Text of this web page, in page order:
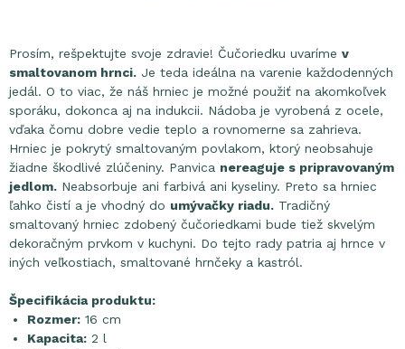
Prosím, rešpektujte svoje zdravie! Čučoriedku uvaríme v
smaltovanom hrnci. Je teda ideálna na varenie každodenných
jedál. O to viac, že ​​náš hrniec je možné použiť na akomkoľvek
sporáku, dokonca aj na indukcii. Nádoba je vyrobená z ocele,
vďaka čomu dobre vedie teplo a rovnomerne sa zahrieva.
Hrniec je pokrytý smaltovaným povlakom, ktorý neobsahuje
žiadne škodlivé zlúčeniny. Panvica nereaguje s pripravovaným
jedlom. Neabsorbuje ani farbivá ani kyseliny. Preto sa hrniec
ľahko čistí a je vhodný do umývačky riadu. Tradičný
smaltovaný hrniec zdobený čučoriedkami bude tiež skvelým
dekoračným prvkom v kuchyni. Do tejto rady patria aj hrnce v
iných veľkostiach, smaltované hrnčeky a kastról.
Špecifikácia produktu:
Rozmer: 16 cm
Kapacita: 2 l